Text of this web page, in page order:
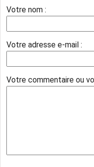
Votre nom :
Votre adresse e-mail :
Votre commentaire ou